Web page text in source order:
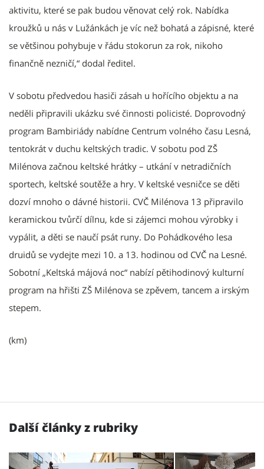
aktivitu, které se pak budou věnovat celý rok. Nabídka
kroužků u nás v Lužánkách je víc než bohatá a zápisné, které
se většinou pohybuje v řádu stokorun za rok, nikoho
finančně nezničí,“ dodal ředitel.
V sobotu předvedou hasiči zásah u hořícího objektu a na
neděli připravili ukázku své činnosti policisté. Doprovodný
program Bambiriády nabídne Centrum volného času Lesná,
tentokrát v duchu keltských tradic. V sobotu pod ZŠ
Milénova začnou keltské hrátky – utkání v netradičních
sportech, keltské soutěže a hry. V keltské vesničce se děti
dozví mnoho o dávné historii. CVČ Milénova 13 připravilo
keramickou tvůrčí dílnu, kde si zájemci mohou výrobky i
vypálit, a děti se naučí psát runy. Do Pohádkového lesa
druidů se vydejte mezi 10. a 13. hodinou od CVČ na Lesné.
Sobotní „Keltská májová noc“ nabízí pětihodinový kulturní
program na hřišti ZŠ Milénova se zpěvem, tancem a irským
stepem.
(km)
Další články z rubriky